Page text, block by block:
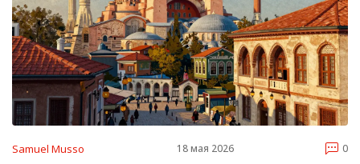
Samuel Musso 18 мая 2026 0